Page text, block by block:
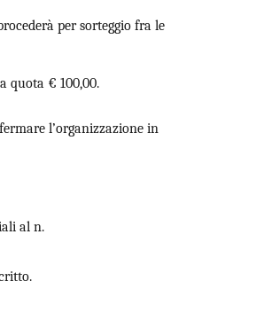
per sorteggio fra le
quota € 100,00.
l’organizzazione in
al n.